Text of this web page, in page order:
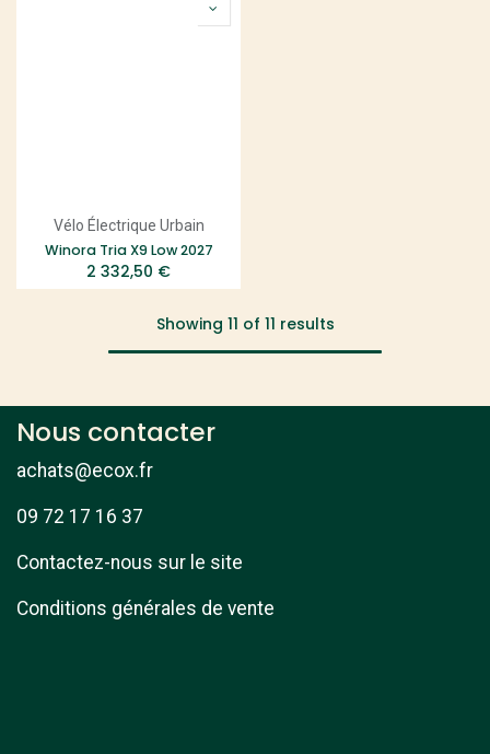
Vélo Électrique Urbain
Winora Tria X9 Low 2027
2 332,50 €
Showing 11 of 11 results
Nous contacter
achats@ecox.fr
09 72 17 16 37
Contactez-nous sur le site
Conditions générales de vente